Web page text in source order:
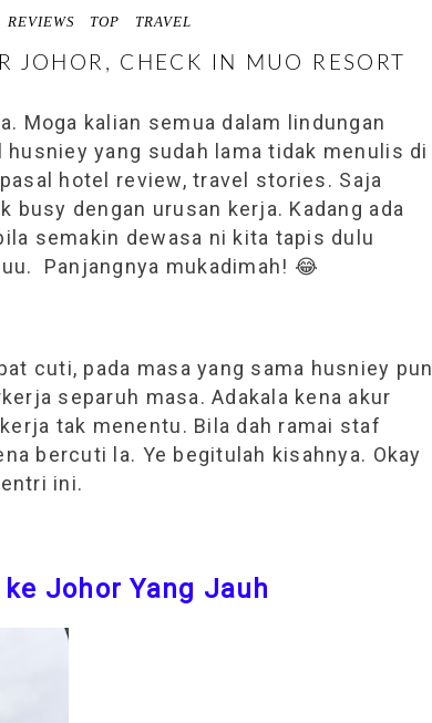
REVIEWS TOP TRAVEL
JOHOR, CHECK IN MUO RESORT
Moga kalian semua dalam lindungan
yang sudah lama tidak menulis di
hotel review, travel stories. Saja
dengan urusan kerja. Kadang ada
semakin dewasa ni kita tapis dulu
Panjangnya mukadimah! 😂
cuti, pada masa yang sama husniey pun
separuh masa. Adakala kena akur
tak menentu. Bila dah ramai staf
bercuti la. Ye begitulah kisahnya. Okay
ini.
Johor Yang Jauh